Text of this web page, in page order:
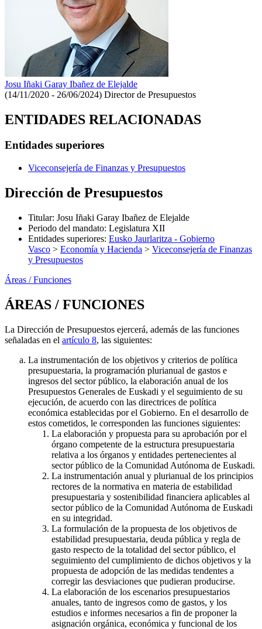
Josu Iñaki Garay Ibañez de Elejalde
(14/11/2020 - 26/06/2024) Director de Presupuestos
ENTIDADES RELACIONADAS
Entidades superiores
Viceconsejería de Finanzas y Presupuestos
Dirección de Presupuestos
Titular: Josu Iñaki Garay Ibañez de Elejalde
Periodo del mandato: Legislatura XII
Entidades superiores: Eusko Jaurlaritza - Gobierno
Vasco > Economía y Hacienda > Viceconsejería de Finanzas
y Presupuestos
Áreas / Funciones
ÁREAS / FUNCIONES
La Dirección de Presupuestos ejercerá, además de las funciones
señaladas en el artículo 8, las siguientes:
La instrumentación de los objetivos y criterios de política
presupuestaria, la programación plurianual de gastos e
ingresos del sector público, la elaboración anual de los
Presupuestos Generales de Euskadi y el seguimiento de su
ejecución, de acuerdo con las directrices de política
económica establecidas por el Gobierno. En el desarrollo de
estos cometidos, le corresponden las funciones siguientes:
La elaboración y propuesta para su aprobación por el
órgano competente de la estructura presupuestaria
relativa a los órganos y entidades pertenecientes al
sector público de la Comunidad Autónoma de Euskadi.
La instrumentación anual y plurianual de los principios
rectores de la normativa en materia de estabilidad
presupuestaria y sostenibilidad financiera aplicables al
sector público de la Comunidad Autónoma de Euskadi
en su integridad.
La formulación de la propuesta de los objetivos de
estabilidad presupuestaria, deuda pública y regla de
gasto respecto de la totalidad del sector público, el
seguimiento del cumplimiento de dichos objetivos y la
propuesta de adopción de las medidas tendentes a
corregir las desviaciones que pudieran producirse.
La elaboración de los escenarios presupuestarios
anuales, tanto de ingresos como de gastos, y los
estudios e informes necesarios a fin de proponer la
asignación orgánica, económica y funcional de los